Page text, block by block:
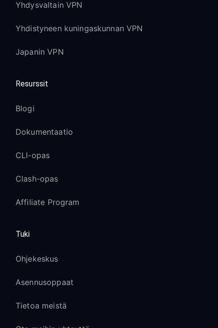
Yhdysvaltain VPN
Yhdistyneen kuningaskunnan VPN
Japanin VPN
Resurssit
Blogi
Dokumentaatio
CLI-opas
Clash-opas
Affiliate Program
Tuki
Ohjekeskus
Asennusoppaat
Tietoa meistä